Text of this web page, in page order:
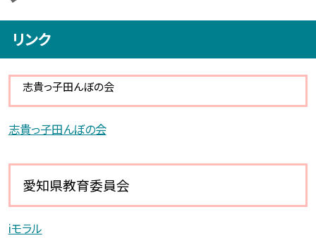
リンク
志貴っ子田んぼの会
志貴っ子田んぼの会
愛知県教育委員会
iモラル